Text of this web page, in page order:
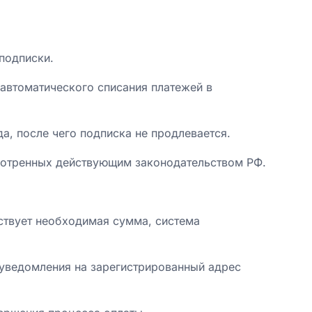
списания платежей в
после чего подписка не продлевается.
действующим законодательством РФ.
необходимая сумма, система
на зарегистрированный адрес